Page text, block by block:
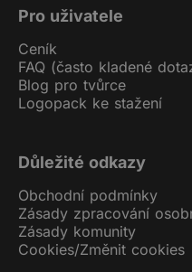
Pro uživatele
Ceník
FAQ (často kladené
Blog pro tvůrce
Logopack ke stažení
Důležité odkazy
Obchodní podmínky
Zásady zpracování
Zásady komunity
Cookies/Změnit cookies